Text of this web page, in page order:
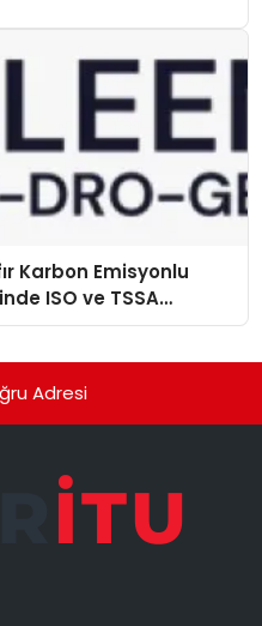
Karbon Emisyonlu
ISO ve TSSA
Adresi